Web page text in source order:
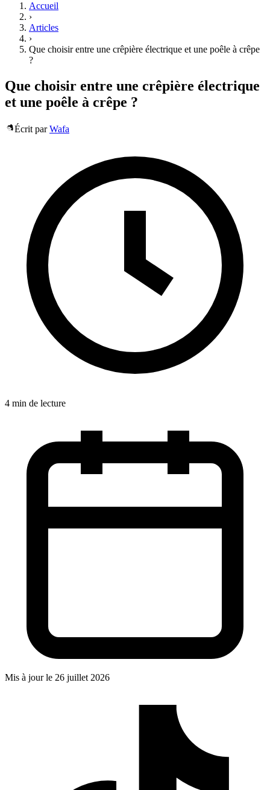
Accueil
›
Articles
›
Que choisir entre une crêpière électrique et une poêle à crêpe
?
Que choisir entre une crêpière électrique
et une poêle à crêpe ?
Écrit parWafa
4 min de lecture
Mis à jour le 26 juillet 2026